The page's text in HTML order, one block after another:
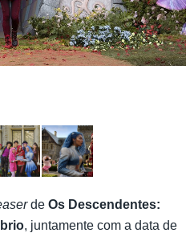
de Os Descendentes:
, juntamente com a data de